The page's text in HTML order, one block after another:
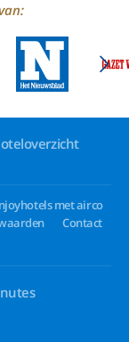
met airco
Contact